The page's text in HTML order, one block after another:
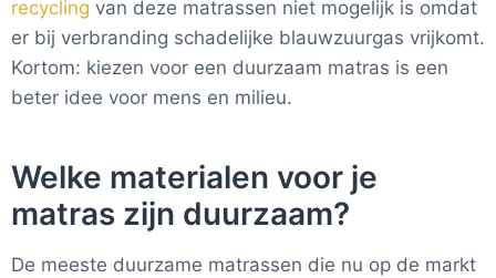
recycling van deze matrassen niet mogelijk is omdat
er bij verbranding schadelijke blauwzuurgas vrijkomt.
Kortom: kiezen voor een duurzaam matras is een
beter idee voor mens en milieu.
Welke materialen voor je
matras zijn duurzaam?
De meeste duurzame matrassen die nu op de markt